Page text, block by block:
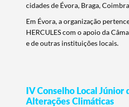
cidades de Évora, Braga,
Em Évora, a organização
HERCULES com o apoio da
e de outras instituições locais.
IV Conselho Local Júnior
Alterações Climáticas